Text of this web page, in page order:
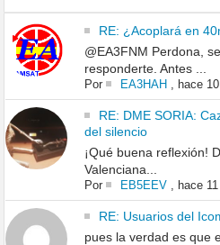
RE: ¿Acoplará en
@EA3FNM Perdona,
responderte. Antes ...
Por EA3HAH, hace
RE: DME SORIA:
del silencio
¡Qué buena reflexión!
Valenciana...
Por EB5EEV, hace
RE: Usuarios del
pues la verdad es que